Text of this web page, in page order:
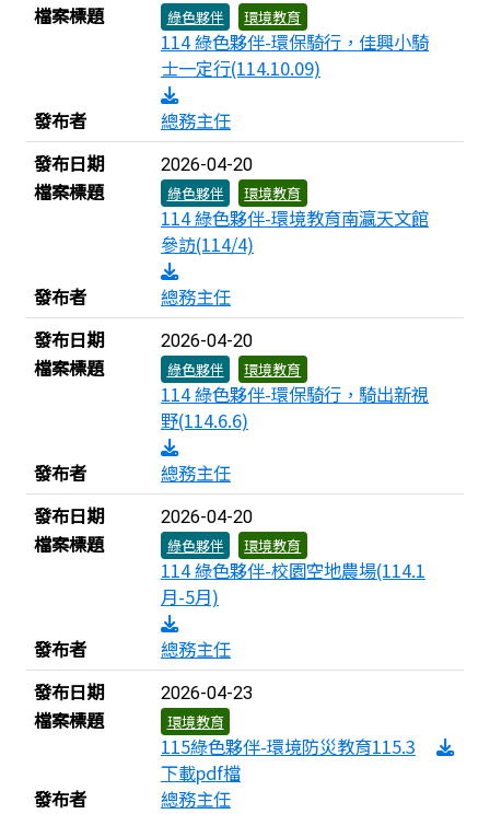
檔案標題 綠色夥伴 環境教育
114 綠色夥伴-環保騎行，佳興小騎
士一定行(114.10.09)
發布者
總務主任
發布日期
2026-04-20
檔案標題 綠色夥伴 環境教育
114 綠色夥伴-環境教育南瀛天文館
參訪(114/4)
發布者
總務主任
發布日期
2026-04-20
檔案標題 綠色夥伴 環境教育
114 綠色夥伴-環保騎行，騎出新視
野(114.6.6)
發布者
總務主任
發布日期
2026-04-20
檔案標題 綠色夥伴 環境教育
114 綠色夥伴-校園空地農場(114.1
月-5月)
發布者
總務主任
發布日期
2026-04-23
檔案標題 環境教育
115綠色夥伴-環境防災教育115.3
下載pdf檔
發布者
總務主任